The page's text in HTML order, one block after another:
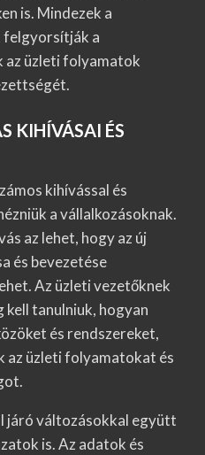
is. Mindezek a
felgyorsítják a
az üzleti folyamatok
KIHÍVÁSAI ÉS
kihívással és
a vállalkozásoknak.
az lehet, hogy az új
és bevezetése
Az üzleti vezetőknek
tanulniuk, hogyan
és rendszereket,
az üzleti folyamatokat és
járó változásokkal együtt
is. Az adatok és